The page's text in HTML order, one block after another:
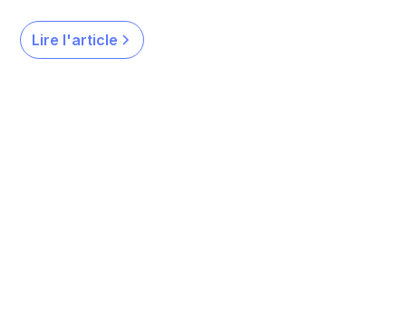
Lire l'article